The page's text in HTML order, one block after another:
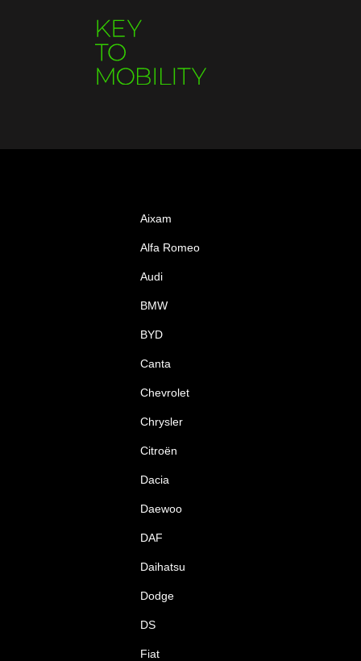
Aixam
Alfa Romeo
Audi
BMW
BYD
Canta
Chevrolet
Chrysler
Citroën
Dacia
Daewoo
DAF
Daihatsu
Dodge
DS
Fiat